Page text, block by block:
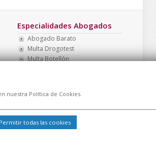
Especialidades Abogados
Abogado Barato
Multa Drogotest
Multa Botellón
nuestra Política de Cookies.
Permitir todas las cookies